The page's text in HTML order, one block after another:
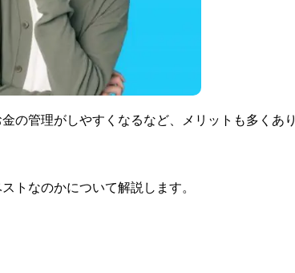
の管理がしやすくなるなど、メリットも多くあり
トなのかについて解説します。